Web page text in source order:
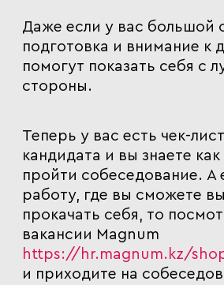
Даже если у вас большой
подготовка и внимание к
помогут показать себя с
стороны.
Теперь у вас есть чек-
кандидата и вы знаете
пройти собеседование. А
работу, где вы сможете
прокачать себя, то
вакансии Magnum
https://hr.magnum.kz/
и приходите на